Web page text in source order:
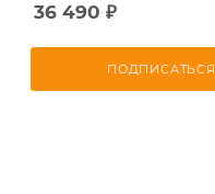
36 490 ₽
ПОДПИСАТЬСЯ